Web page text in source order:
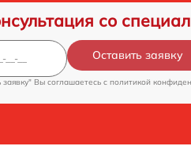
со
Оставить заявку
Вы соглашаетесь c политикой